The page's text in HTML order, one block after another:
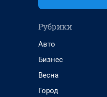
Рубрики
Авто
Бизнес
Весна
Город